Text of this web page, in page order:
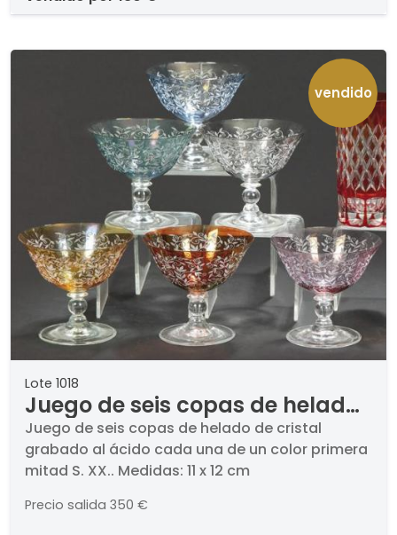
vendido
Lote 1018
Juego de seis copas de helado
de cristal grabado al ácido
cada una de un color primera
mitad S. XX.
Juego de seis copas de helado de cristal
grabado al ácido cada una de un color primera
mitad S. XX.. Medidas: 11 x 12 cm
Precio salida 350 €